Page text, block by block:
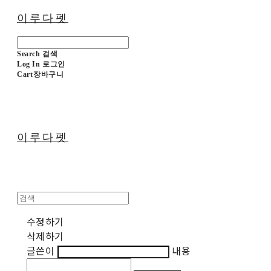
이루다펫
Search 검색
Log In 로그인
Cart장바구니
이루다펫
수정하기
삭제하기
글쓴이
내용